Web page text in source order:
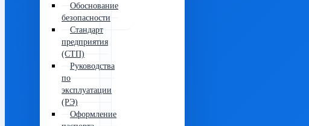
Обоснование
безопасности
Стандарт
предприятия
(СТП)
Руководства
по
эксплуатации
(РЭ)
Оформление